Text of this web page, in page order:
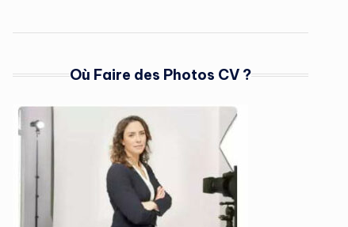
Où Faire des Photos CV ?